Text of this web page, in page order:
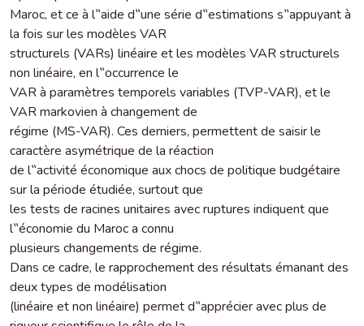
Maroc, et ce à l‟aide d‟une série d‟estimations s‟appuyant à
la fois sur les modèles VAR
structurels (VARs) linéaire et les modèles VAR structurels
non linéaire, en l‟occurrence le
VAR à paramètres temporels variables (TVP-VAR), et le
VAR markovien à changement de
régime (MS-VAR). Ces derniers, permettent de saisir le
caractère asymétrique de la réaction
de l‟activité économique aux chocs de politique budgétaire
sur la période étudiée, surtout que
les tests de racines unitaires avec ruptures indiquent que
l‟économie du Maroc a connu
plusieurs changements de régime.
Dans ce cadre, le rapprochement des résultats émanant des
deux types de modélisation
(linéaire et non linéaire) permet d‟apprécier avec plus de